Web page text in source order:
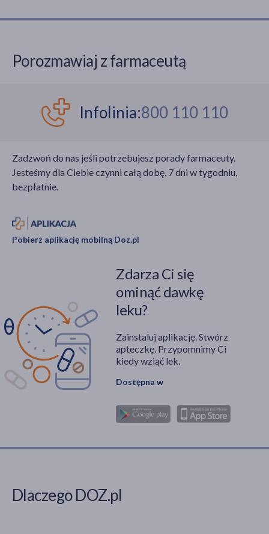
Porozmawiaj z farmaceutą
Infolinia:800 110 110
Zadzwoń do nas jeśli potrzebujesz porady farmaceuty.
Jesteśmy dla Ciebie czynni całą dobę, 7 dni w tygodniu,
bezpłatnie.
Pobierz aplikację mobilną Doz.pl
Zdarza Ci się
ominąć dawkę
leku?
Zainstaluj aplikację. Stwórz
apteczkę. Przypomnimy Ci
kiedy wziąć lek.
Dostępna w
Dlaczego DOZ.pl